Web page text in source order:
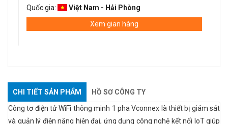
Quốc gia:
Việt Nam - Hải Phòng
Xem gian hàng
CHI TIẾT SẢN PHẨM
HỒ SƠ CÔNG TY
Công tơ điện tử WiFi thông minh 1 pha Vconnex là thiết bị giám sát
và quản lý điện năng hiện đại, ứng dụng công nghệ kết nối IoT giúp